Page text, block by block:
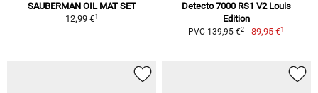
SAUBERMAN OIL MAT SET
12,99 €1
Detecto 7000 RS1 V2 Louis
Edition
PVC 139,95 €2 89,95 €1